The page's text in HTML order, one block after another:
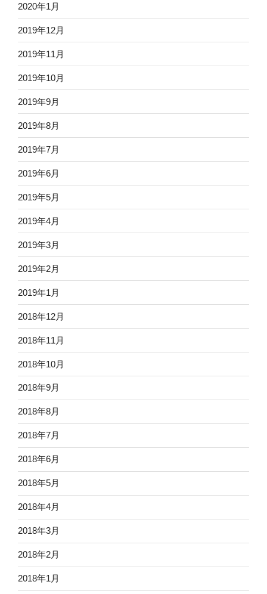
2020年1月
2019年12月
2019年11月
2019年10月
2019年9月
2019年8月
2019年7月
2019年6月
2019年5月
2019年4月
2019年3月
2019年2月
2019年1月
2018年12月
2018年11月
2018年10月
2018年9月
2018年8月
2018年7月
2018年6月
2018年5月
2018年4月
2018年3月
2018年2月
2018年1月